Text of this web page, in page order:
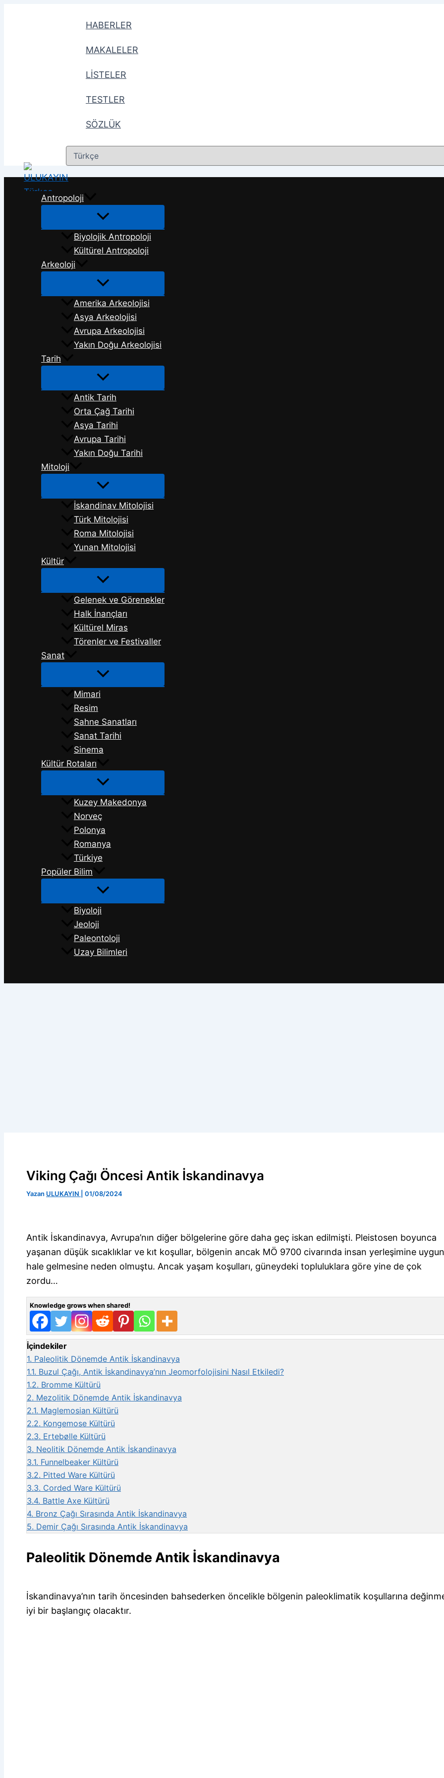
HABERLER
MAKALELER
LİSTELER
TESTLER
SÖZLÜK
Dil
Seç
Antropoloji
Biyolojik Antropoloji
Kültürel Antropoloji
Arkeoloji
Amerika Arkeolojisi
Asya Arkeolojisi
Avrupa Arkeolojisi
Yakın Doğu Arkeolojisi
Tarih
Antik Tarih
Orta Çağ Tarihi
Asya Tarihi
Avrupa Tarihi
Yakın Doğu Tarihi
Mitoloji
İskandinav Mitolojisi
Türk Mitolojisi
Roma Mitolojisi
Yunan Mitolojisi
Kültür
Gelenek ve Görenekler
Halk İnançları
Kültürel Miras
Törenler ve Festivaller
Sanat
Mimari
Resim
Sahne Sanatları
Sanat Tarihi
Sinema
Kültür Rotaları
Kuzey Makedonya
Norveç
Polonya
Romanya
Türkiye
Popüler Bilim
Biyoloji
Jeoloji
Paleontoloji
Uzay Bilimleri
Viking Çağı Öncesi Antik İskandinavya
Yazan ULUKAYIN 01/08/2024
Antik İskandinavya, Avrupa’nın diğer bölgelerine göre daha geç iskan edilmişti. Pleistosen boyunca
yaşanan düşük sıcaklıklar ve kıt koşullar, bölgenin ancak MÖ 9700 civarında insan yerleşimine uygun
hale gelmesine neden olmuştu. Ancak yaşam koşulları, güneydeki topluluklara göre yine de çok
zordu…
Knowledge grows when shared!
İçindekiler
1. Paleolitik Dönemde Antik İskandinavya
1.1. Buzul Çağı, Antik İskandinavya’nın Jeomorfolojisini Nasıl Etkiledi?
1.2. Bromme Kültürü
2. Mezolitik Dönemde Antik İskandinavya
2.1. Maglemosian Kültürü
2.2. Kongemose Kültürü
2.3. Ertebølle Kültürü
3. Neolitik Dönemde Antik İskandinavya
3.1. Funnelbeaker Kültürü
3.2. Pitted Ware Kültürü
3.3. Corded Ware Kültürü
3.4. Battle Axe Kültürü
4. Bronz Çağı Sırasında Antik İskandinavya
5. Demir Çağı Sırasında Antik İskandinavya
Paleolitik Dönemde Antik İskandinavya
İskandinavya’nın tarih öncesinden bahsederken öncelikle bölgenin paleoklimatik koşullarına
iyi bir başlangıç olacaktır.